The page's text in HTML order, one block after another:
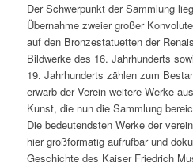
Der Schwerpunkt der Sammlung
Übernahme zweier großer
auf den Bronzestatuetten der
Bildwerke des 16. Jahrhunderts
19. Jahrhunderts zählen zum
erwarb der Verein weitere Werke
Kunst, die nun die Sammlung
Die bedeutendsten Werke der
hier großformatig aufrufbar und
Geschichte des Kaiser Friedrich